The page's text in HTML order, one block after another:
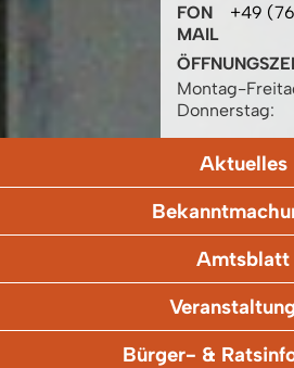
FON
+49
MAIL
Montag-
Donnerstag:
Aktuelles
Amtsblatt
Bürger- &